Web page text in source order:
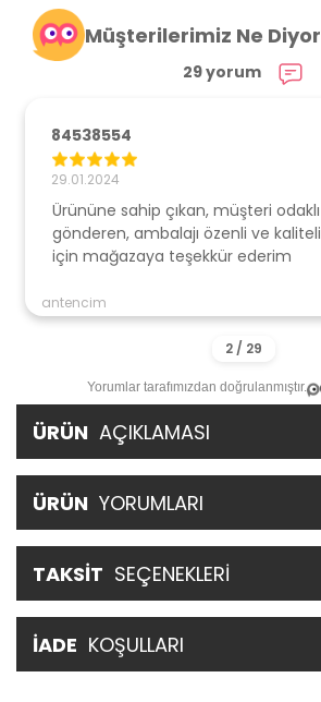
Müşterilerimiz Ne
29 yorum
84538554
29.01.2024
Ürününe sahip çıkan, müşteri
gönderen, ambalajı özenli ve kaliteli
için mağazaya teşekkür ederim
antencim
Yorumlar tarafımızdan doğrulanmıştır.
ÜRÜN AÇIKLAMASI
ÜRÜN YORUMLARI
TAKSİT SEÇENEKLERİ
İADE KOŞULLARI